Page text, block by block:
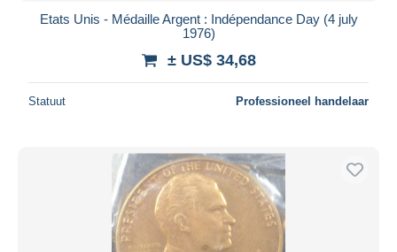
Etats Unis - Médaille Argent : Indépendance Day (4 july
1976)
± US$ 34,68
Statuut Professioneel handelaar